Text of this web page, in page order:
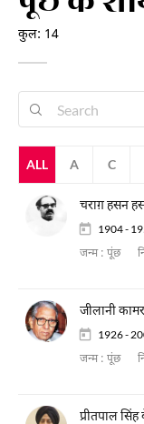
कुल: 14
ALL A C
चराग़ हसन
1904 -
जन्म : पूंछ
जीलानी
1926 -
जन्म : पूंछ
प्रीतपाल सिंह